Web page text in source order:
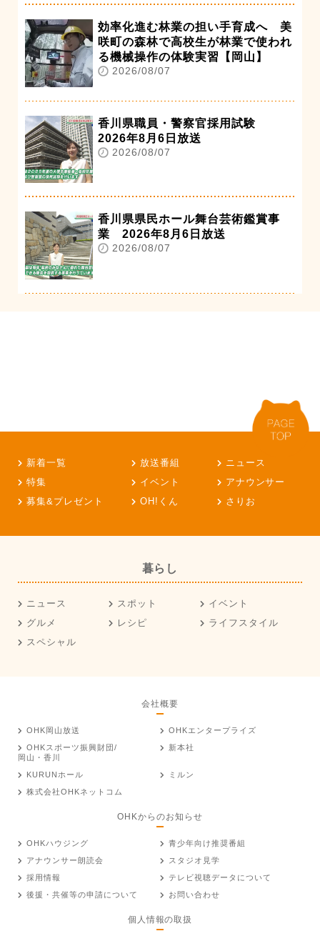
効率化進む林業の担い手育成へ 美
咲町の森林で高校生が林業で使われ
る機械操作の体験実習【岡山】
2026/08/07
香川県職員・警察官採用試験
2026年8月6日放送
2026/08/07
香川県県民ホール舞台芸術鑑賞事
業 2026年8月6日放送
2026/08/07
新着一覧 放送番組
ニュース
特集
イベント
アナウンサー
募集&プレゼント
OH!くん さりお
暮らし
ニュース スポット
イベント
グルメ
レシピ
ライフスタイル
スペシャル
会社概要
OHK岡山放送
OHKエンタープライズ
OHKスポーツ振興財団/
岡山・香川
新本社
KURUNホール
ミルン
株式会社OHKネットコム
OHKからのお知らせ
OHKハウジング
青少年向け推奨番組
アナウンサー朗読会
スタジオ見学
採用情報
テレビ視聴データについて
後援・共催等の申請について
お問い合わせ
個人情報の取扱